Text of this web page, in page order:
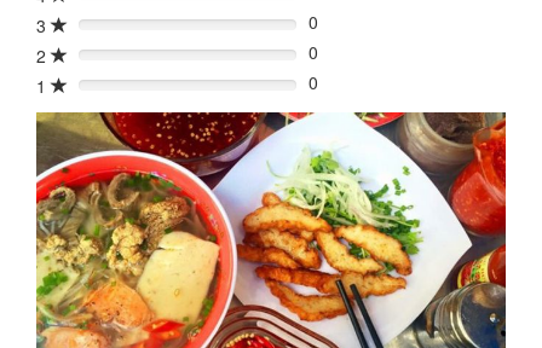
3
0%
0
2
0%
0
1
0% 0